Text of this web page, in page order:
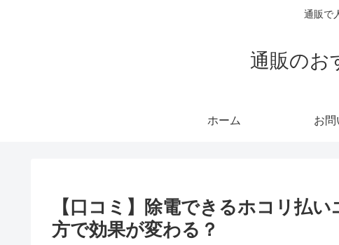
通販で
通販のお
ホーム お問
【口コミ】除電できるホコリ払
方で効果が変わる？